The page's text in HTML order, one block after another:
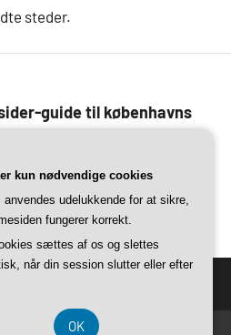
steder.
guide til københavns
rooms
Næste indlæg
den perfekte escape game
aften i hovedstaden
ThemeZee.
kun nødvendige cookies
anvendes udelukkende for at sikre,
fungerer korrekt.
sættes af os og slettes
når din session slutter eller efter
OK